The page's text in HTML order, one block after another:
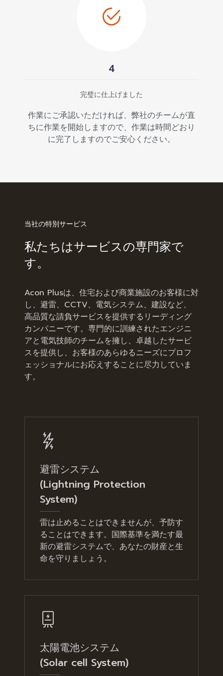
4
完璧に仕上げました
作業にご承認いただければ、弊社のチームが直
ちに作業を開始しますので、作業は時間どおり
に完了しますのでご安心ください。
当社の特別サービス
私たちはサービスの専門家で
す。
Acon Plusは、住宅および商業施設のお客様に対
し、避雷、CCTV、電気システム、建設など、
高品質な請負サービスを提供するリーディング
カンパニーです。専門的に訓練されたエンジニ
アと電気技師のチームを擁し、卓越したサービ
スを提供し、お客様のあらゆるニーズにプロフ
ェッショナルにお応えすることに尽力していま
す。
避雷システム
(Lightning Protection
System)
雷は止めることはできませんが、予防す
ることはできます。国際基準を満たす最
新の避雷システムで、あなたの財産と生
命を守りましょう。
太陽電池システム
(Solar cell System)